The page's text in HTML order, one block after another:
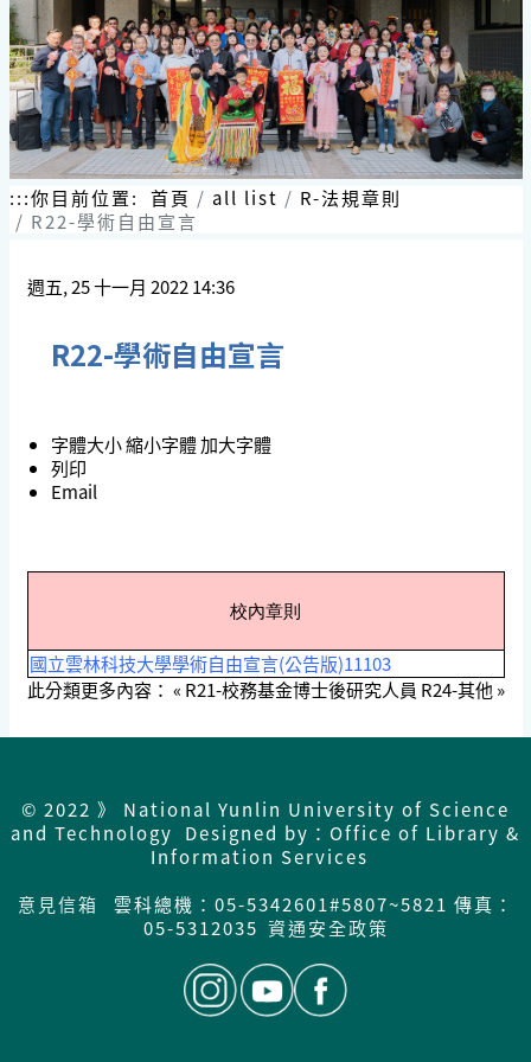
跳
到
主
要
內
容
區
塊
:::你目前位置: 首頁 all list
R-法規章則
R22-學術自由宣言
週五, 25 十一月 2022 14:36
R22-學術自由宣言
字體大小縮小字體加大字體
列印
Email
校內章則
國立雲林科技大學學術自由宣言(公告版)11103
此分類更多內容： « R21-校務基金博士後研究人員 R24-其他 »
© 2022 》 National Yunlin University of Science
and Technology Designed by：Office of Library &
Information Services
意見信箱
雲科總機：05-5342601#5807~5821 傳真：
05-5312035 資通安全政策